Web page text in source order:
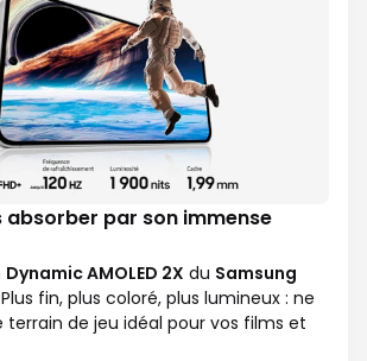
absorber par son immense
Dynamic AMOLED 2X du Samsung
fin, plus coloré, plus lumineux : ne
de jeu idéal pour vos films et